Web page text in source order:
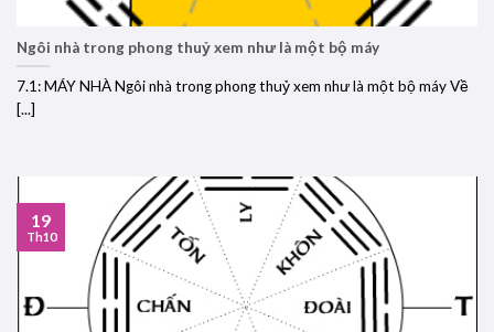
Ngôi nhà trong phong thuỷ xem như là một bộ máy
7.1: MÁY NHÀ Ngôi nhà trong phong thuỷ xem như là một bộ máy Về
[...]
19
Th10